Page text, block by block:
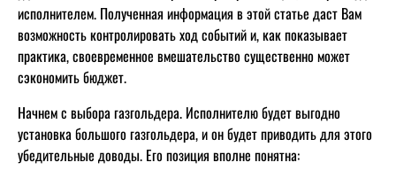
исполнителем. Полученная информация в этой статье даст Вам
возможность контролировать ход событий и, как показывает
практика, своевременное вмешательство существенно может
сэкономить бюджет.
Начнем с выбора газгольдера. Исполнителю будет выгодно
установка большого газгольдера, и он будет приводить для этого
убедительные доводы. Его позиция вполне понятна: